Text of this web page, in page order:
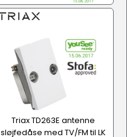
Triax TD263E antenne
sløjfedåse med TV/FM til LK